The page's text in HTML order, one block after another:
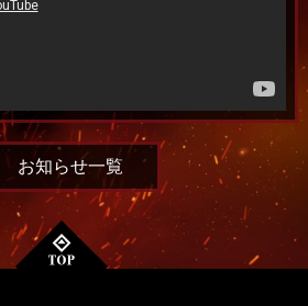
お知らせ一覧